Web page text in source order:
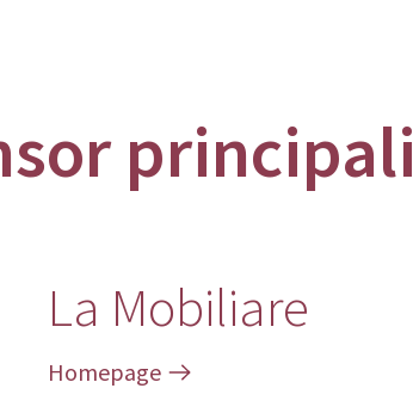
principali
La Mobiliare
Homepage